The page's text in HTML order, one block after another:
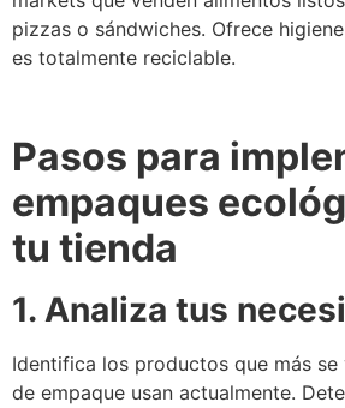
pizzas o sándwiches. Ofrece
es totalmente reciclable.
Pasos para
empaques
tu tienda
1. Analiza tus
Identifica los productos que más
de empaque usan actualmente.